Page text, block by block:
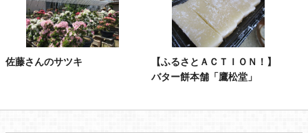
佐藤さんのサツキ
【ふるさとＡＣＴＩＯＮ！】
バター餅本舗「鷹松堂」